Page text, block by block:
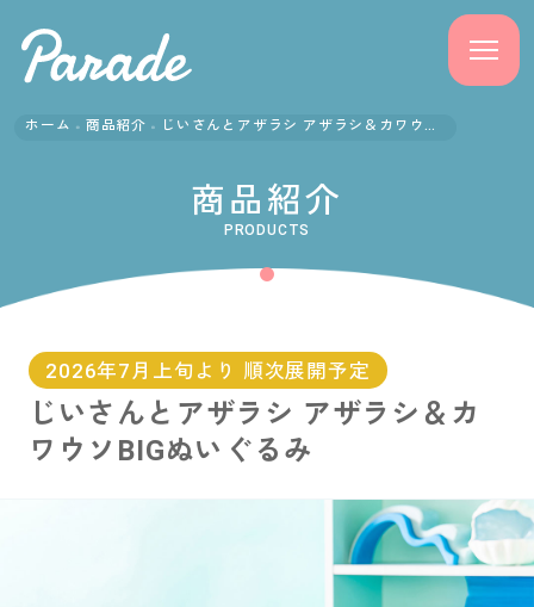
よくある質問
会社概要
採用情報
ホーム 商品紹介 じいさんとアザラシ アザラシ＆カワウソBIGぬいぐるみ
商品紹介
PRODUCTS
2026年7月上旬より 順次展開予定
じいさんとアザラシ アザラシ＆カ
ワウソBIGぬいぐるみ